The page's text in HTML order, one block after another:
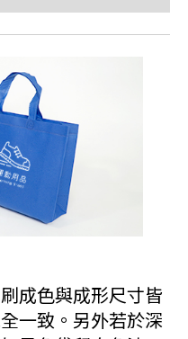
成色與成形尺寸皆
一致。另外若於深